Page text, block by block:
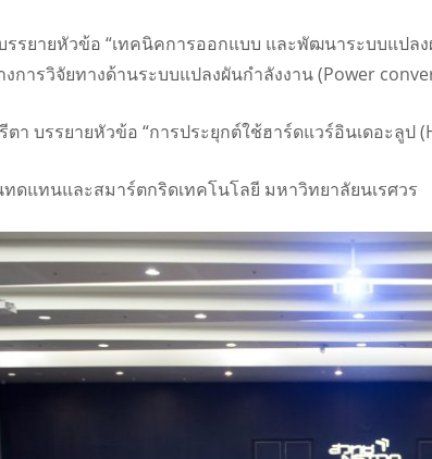
รรยายหัวข้อ “เทคนิคการออกแบบ และพัฒนาระบบแปล
งการวิจัยทางด้านระบบแปลงผันกำลังงาน (Power
า บรรยายหัวข้อ “การประยุกต์ใช้ฮาร์ดแวร์อินเดอะลู
ดแทนและสมาร์ตกริดเทคโนโลยี มหาวิทยาลัยนเรศวร